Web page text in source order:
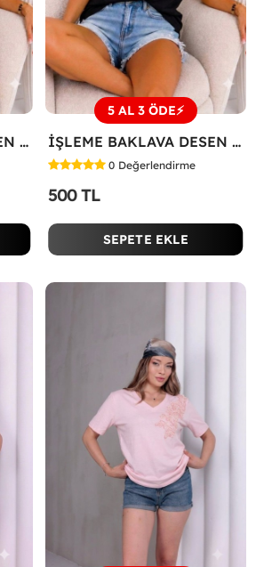
İŞLEME BAKLAVA DESEN TİŞÖRT Beyaz
5 AL 3 ÖDE⚡
İŞLEME BAKLAVA DESEN TİŞÖRT Siyah
0 Değerlendirme
500 TL
SEPETE EKLE